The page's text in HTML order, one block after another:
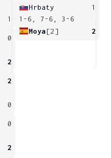
1
0
2
2
0
0
2
Hrbaty
1
1-6, 7-6, 3-6
Moya[2] 2